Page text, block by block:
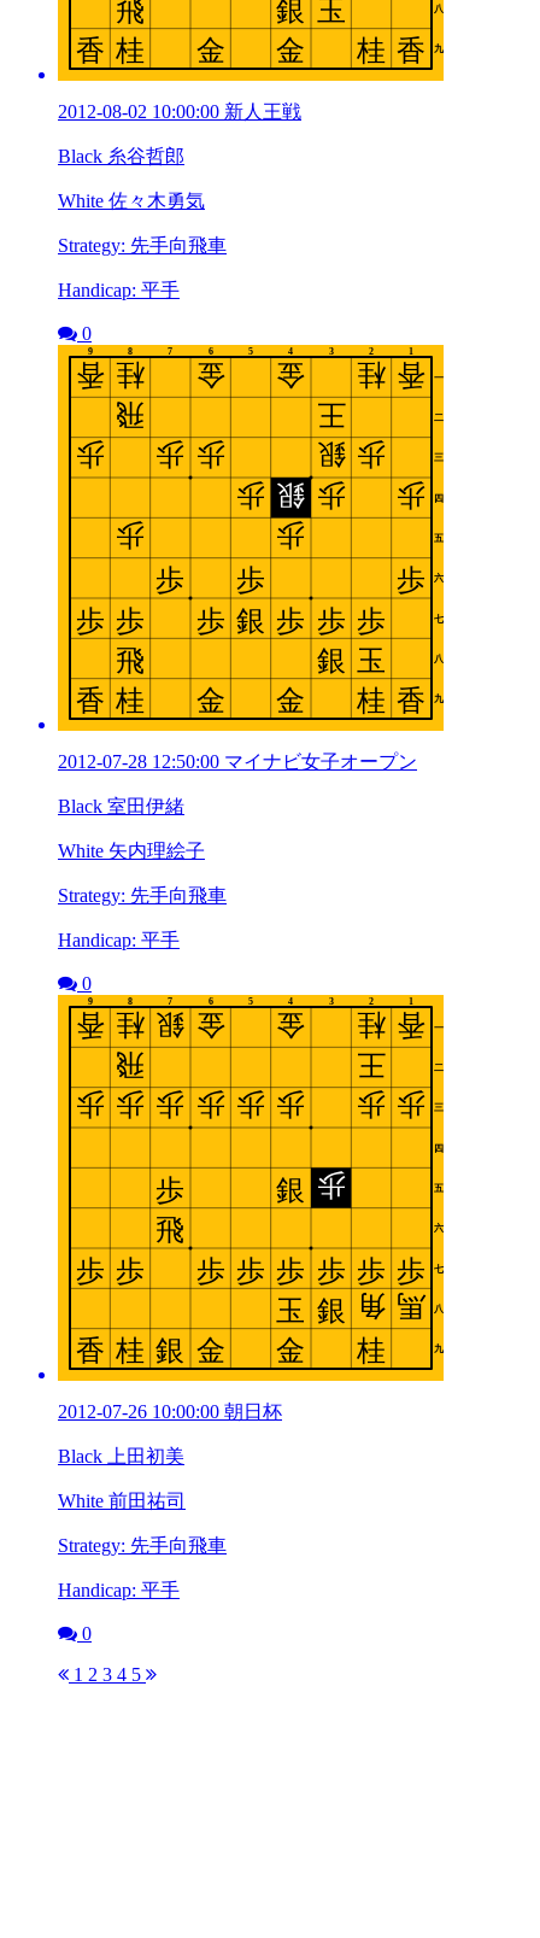
2012-08-02 10:00:00 新人王戦
Black 糸谷哲郎
White 佐々木勇気
Strategy: 先手向飛車
Handicap: 平手
0
2012-07-28 12:50:00 マイナビ女子オープン
Black 室田伊緒
White 矢内理絵子
Strategy: 先手向飛車
Handicap: 平手
0
2012-07-26 10:00:00 朝日杯
Black 上田初美
White 前田祐司
Strategy: 先手向飛車
Handicap: 平手
0
1 2 3 4 5